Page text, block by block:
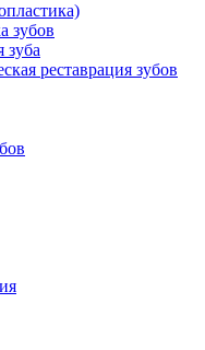
зубов
зуба
реставрация зубов